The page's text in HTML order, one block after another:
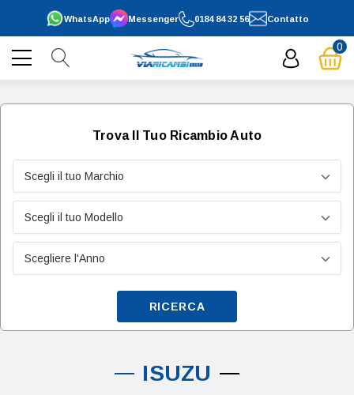
0184 84 32 56
WhatsApp Contatto
Messenger
0
Trova Il Tuo Ricambio Auto
RICERCA
ISUZU